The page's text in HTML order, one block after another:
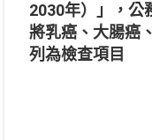
2030年）」，公
將乳癌、大腸癌
列為檢查項目